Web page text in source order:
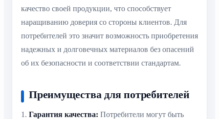
качество своей продукции, что способствует
наращиванию доверия со стороны клиентов. Для
потребителей это значит возможность приобретения
надежных и долговечных материалов без опасений
об их безопасности и соответствии стандартам.
Преимущества для потребителей
1. Гарантия качества: Потребители могут быть